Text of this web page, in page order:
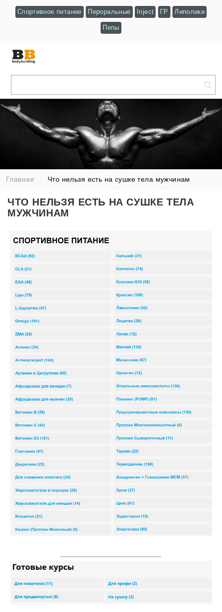
Спортивное питание Пероральные Inject ГР Липолики
Пепы
Главная Что нельзя есть на сушке тела мужчинам
ЧТО НЕЛЬЗЯ ЕСТЬ НА СУШКЕ ТЕЛА
МУЖЧИНАМ